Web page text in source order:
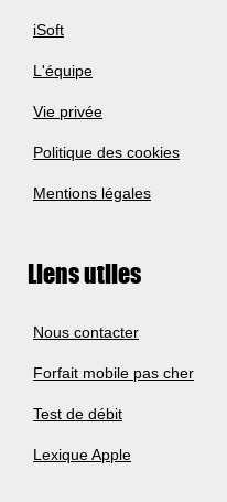
iSoft
L'équipe
Vie privée
Politique des cookies
Mentions légales
Liens utiles
Nous contacter
Forfait mobile pas cher
Test de débit
Lexique Apple